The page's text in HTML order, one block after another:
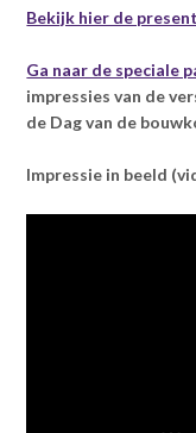
Bekijk hier de
Ga naar de speciale
impressies van de
de Dag van de
Impressie in beeld